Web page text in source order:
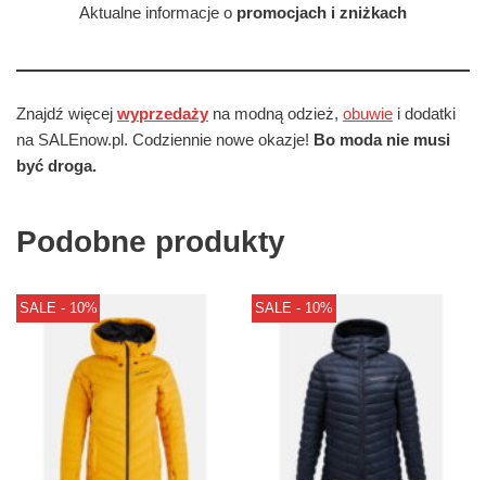
Aktualne informacje o promocjach i zniżkach
Znajdź więcej wyprzedaży na modną odzież, obuwie i dodatki
na SALEnow.pl. Codziennie nowe okazje! Bo moda nie musi
być droga.
Podobne produkty
SALE - 10% SALE - 10%